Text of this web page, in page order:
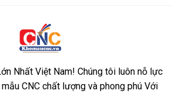
Nhất Việt Nam! Chúng tôi luôn nỗ lực
CNC chất lượng và phong phú Với